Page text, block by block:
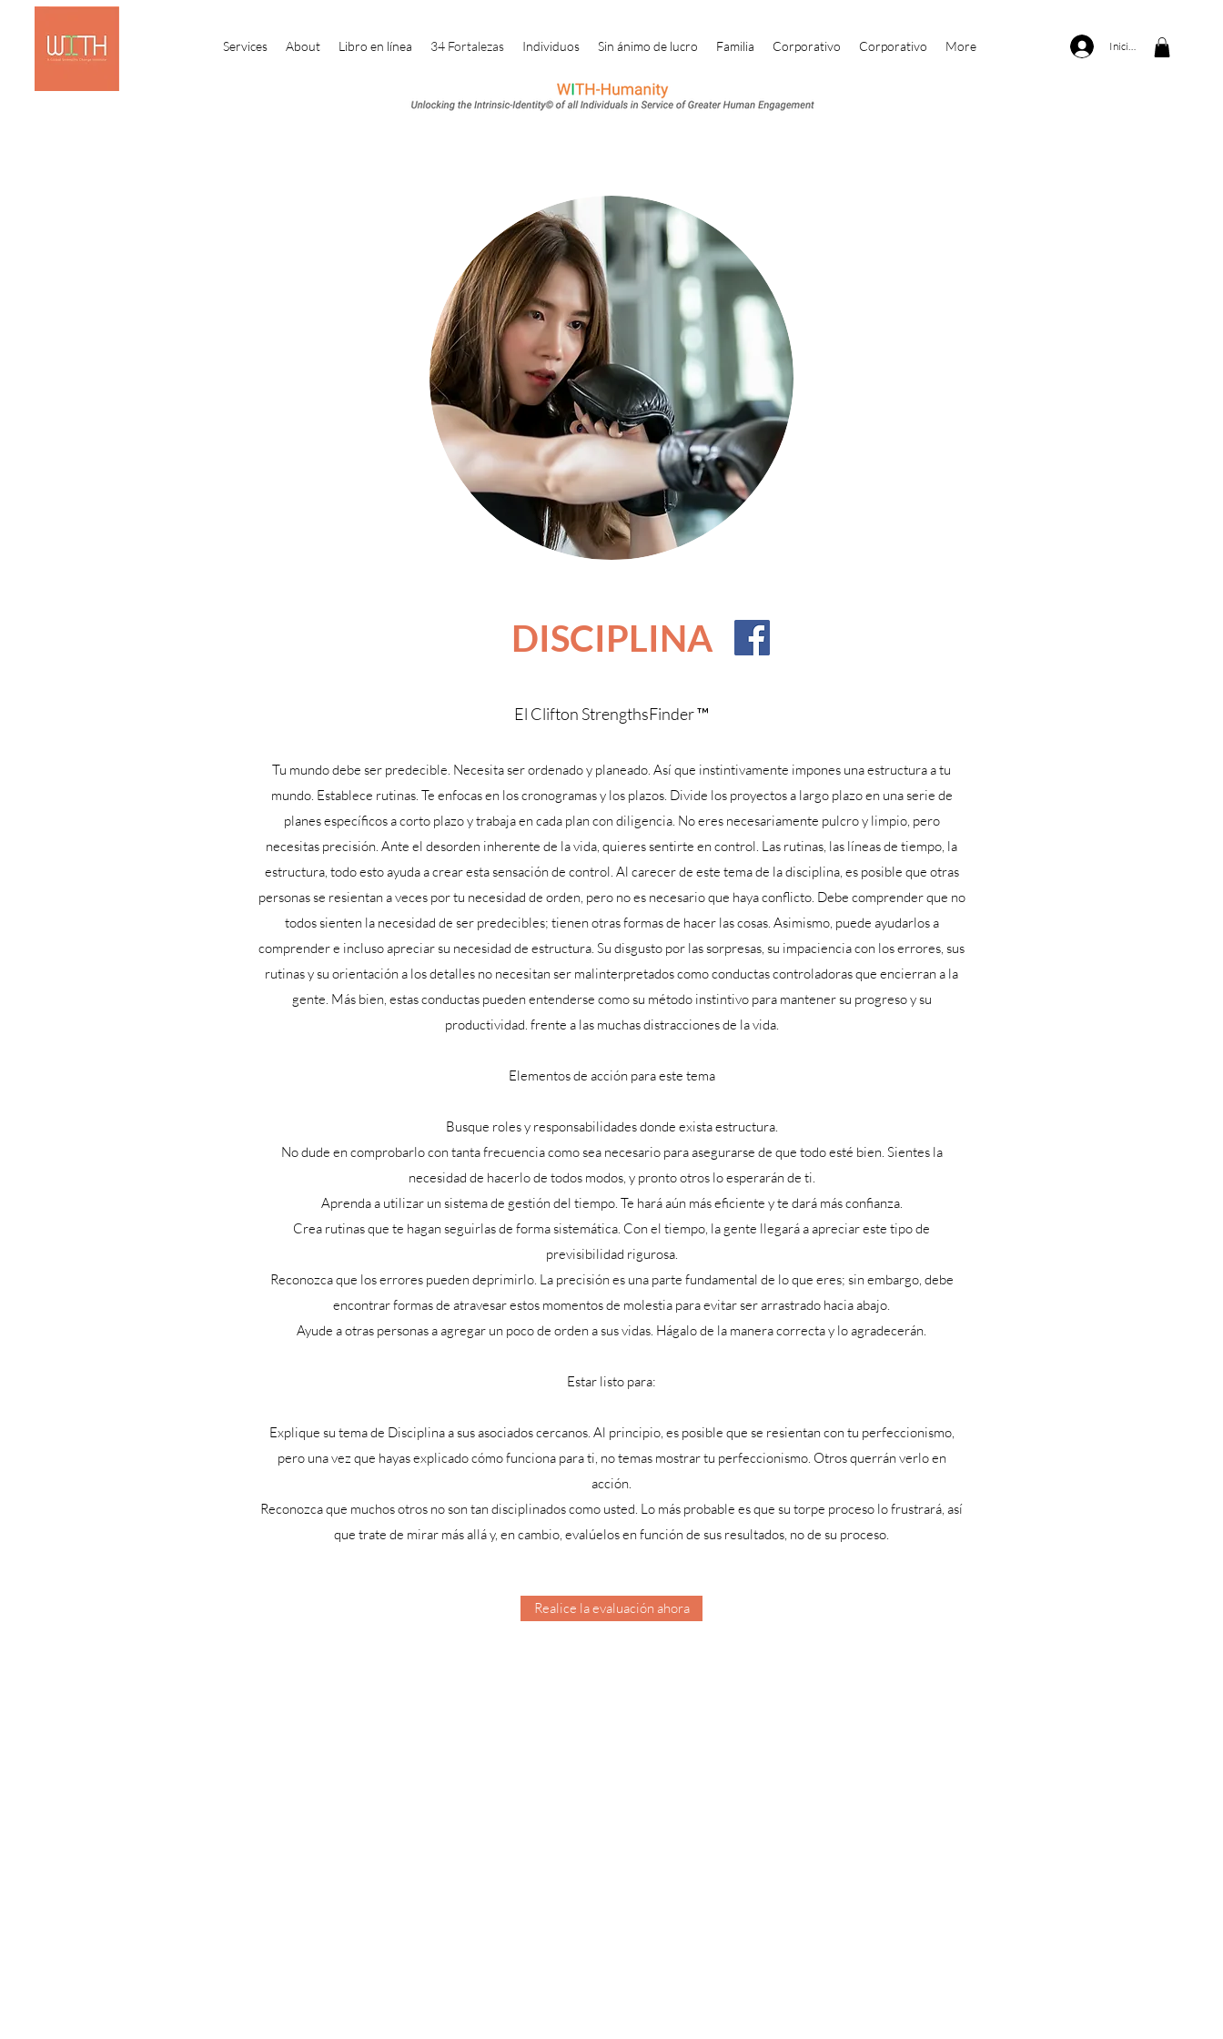
Services About Libro en línea 34 Fortalezas Individuos Sin ánimo de lucro Familia Corporativo Corporativo More Iniciar sesión
DISCIPLINA
El Clifton StrengthsFinder ™
Tu mundo debe ser predecible. Necesita ser ordenado y planeado. Así que instintivamente impones una estructura a tu
mundo. Establece rutinas. Te enfocas en los cronogramas y los plazos. Divide los proyectos a largo plazo en una serie de
planes específicos a corto plazo y trabaja en cada plan con diligencia. No eres necesariamente pulcro y limpio, pero
necesitas precisión. Ante el desorden inherente de la vida, quieres sentirte en control. Las rutinas, las líneas de tiempo, la
estructura, todo esto ayuda a crear esta sensación de control. Al carecer de este tema de la disciplina, es posible que otras
personas se resientan a veces por tu necesidad de orden, pero no es necesario que haya conflicto. Debe comprender que no
todos sienten la necesidad de ser predecibles; tienen otras formas de hacer las cosas. Asimismo, puede ayudarlos a
comprender e incluso apreciar su necesidad de estructura. Su disgusto por las sorpresas, su impaciencia con los errores, sus
rutinas y su orientación a los detalles no necesitan ser malinterpretados como conductas controladoras que encierran a la
gente. Más bien, estas conductas pueden entenderse como su método instintivo para mantener su progreso y su
productividad. frente a las muchas distracciones de la vida.
Elementos de acción para este tema
Busque roles y responsabilidades donde exista estructura.
No dude en comprobarlo con tanta frecuencia como sea necesario para asegurarse de que todo esté bien. Sientes la
necesidad de hacerlo de todos modos, y pronto otros lo esperarán de ti.
Aprenda a utilizar un sistema de gestión del tiempo. Te hará aún más eficiente y te dará más confianza.
Crea rutinas que te hagan seguirlas de forma sistemática. Con el tiempo, la gente llegará a apreciar este tipo de
previsibilidad rigurosa.
Reconozca que los errores pueden deprimirlo. La precisión es una parte fundamental de lo que eres; sin embargo, debe
encontrar formas de atravesar estos momentos de molestia para evitar ser arrastrado hacia abajo.
Ayude a otras personas a agregar un poco de orden a sus vidas. Hágalo de la manera correcta y lo agradecerán.
Estar listo para:
Explique su tema de Disciplina a sus asociados cercanos. Al principio, es posible que se resientan con tu perfeccionismo,
pero una vez que hayas explicado cómo funciona para ti, no temas mostrar tu perfeccionismo. Otros querrán verlo en
acción.
Reconozca que muchos otros no son tan disciplinados como usted. Lo más probable es que su torpe proceso lo frustrará, así
que trate de mirar más allá y, en cambio, evalúelos en función de sus resultados, no de su proceso.
Realice la evaluación ahora